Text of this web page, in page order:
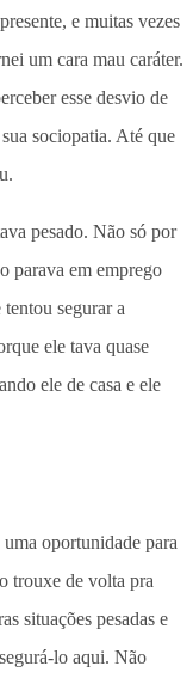
e muitas vezes
um cara mau caráter.
esse desvio de
sociopatia. Até que
pesado. Não só por
parava em emprego
segurar a
ele tava quase
ele de casa e ele
oportunidade para
trouxe de volta pra
situações pesadas e
lo aqui. Não